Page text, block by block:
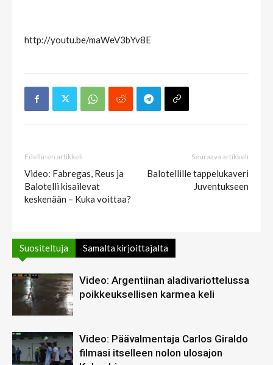
http://youtu.be/maWeV3bYv8E
Edellinen artikkeli
Video: Fabregas, Reus ja
Balotelli kisailevat
keskenään – Kuka voittaa?
Seuraava artikkeli
Balotellille tappelukaveri
Juventukseen
Suositeltuja Samalta kirjoittajalta
Video: Argentiinan aladivariottelussa
poikkeuksellisen karmea keli
Video: Päävalmentaja Carlos Giraldo
filmasi itselleen nolon ulosajon